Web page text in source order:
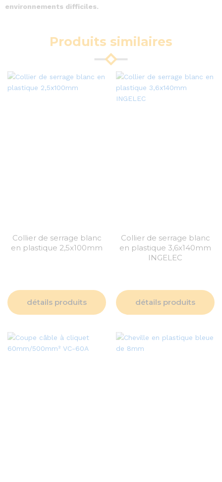
environnements difficiles.
Produits similaires
Collier de serrage blanc
en plastique 2,5x100mm
détails produits
Collier de serrage blanc
en plastique 3,6x140mm
INGELEC
détails produits